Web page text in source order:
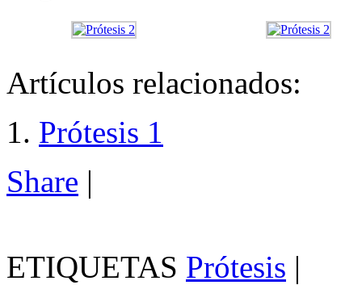
Artículos relacionados:
Prótesis 1
Share |
ETIQUETAS Prótesis |